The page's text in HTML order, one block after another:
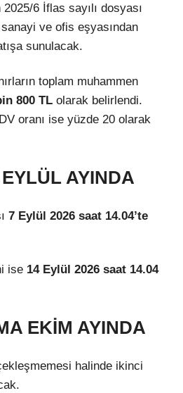
6 İflas sayılı dosyası
ve ofis eşyasından
sunulacak.
toplam muhammen
800 TL olarak belirlendi.
oranı ise yüzde 20 olarak
AYINDA
7 Eylül 2026 saat 14.04’te
ise 14 Eylül 2026 saat 14.04
EKİM AYINDA
halinde ikinci